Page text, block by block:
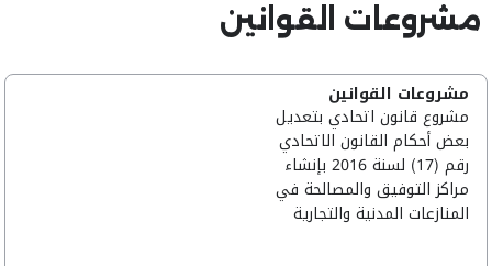
مشروعات القوانين
مشروعات القوانين
مشروع قانون اتحادي بتعديل
بعض أحكام القانون الاتحادي
رقم (17) لسنة 2016 بإنشاء
مراكز التوفيق والمصالحة في
المنازعات المدنية والتجارية